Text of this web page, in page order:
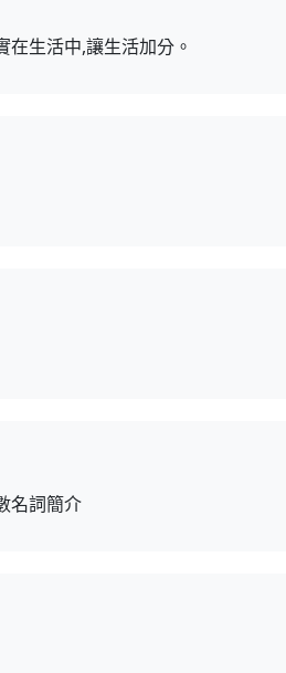
生活中,讓生活加分。
名詞簡介